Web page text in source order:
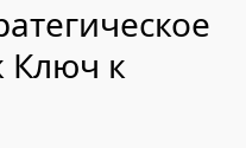
Ключ к